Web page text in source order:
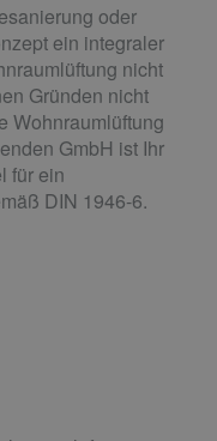
oder
ein integraler
nicht
Gründen nicht
Wohnraumlüftung
GmbH ist Ihr
für ein
DIN 1946-6.